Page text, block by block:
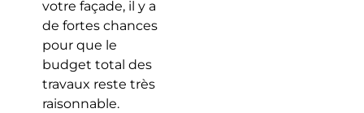
votre façade, il y a
de fortes chances
pour que le
budget total des
travaux reste très
raisonnable.